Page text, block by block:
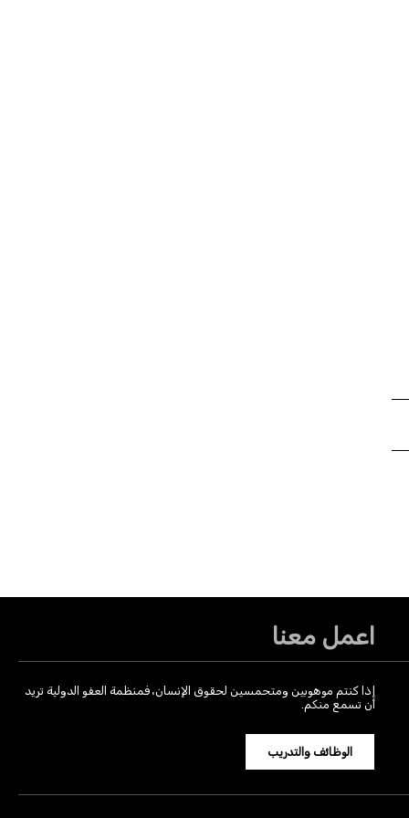
اعمل معنا
إذا كنتم موهوبين ومتحمسين لحقوق الإنسان، فمنظمة العفو الدولية تريد
أن تسمع منكم.
الوظائف والتدريب